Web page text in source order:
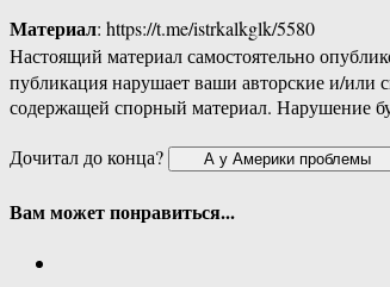
Материал: https://t.me/istrkalkglk/5580
Настоящий материал самостоятельно
публикация нарушает ваши авторские и/
содержащей спорный материал. Нарушение
Дочитал до конца?
Вам может понравиться...